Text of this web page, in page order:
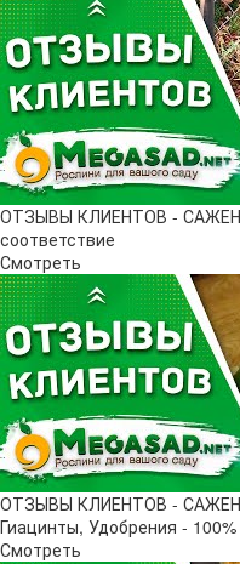
ОТЗЫВЫ КЛИЕНТОВ -
соответствие
Смотреть
ОТЗЫВЫ КЛИЕНТОВ -
Гиацинты, Удобрения -
Смотреть